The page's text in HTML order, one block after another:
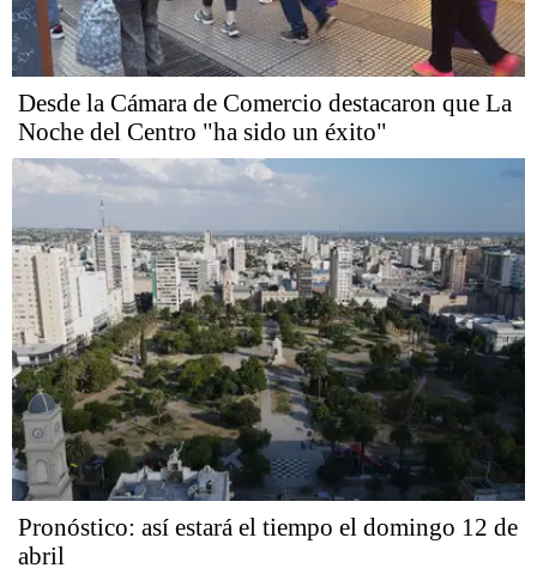
Desde la Cámara de Comercio destacaron que La
Noche del Centro "ha sido un éxito"
Pronóstico: así estará el tiempo el domingo 12 de
abril